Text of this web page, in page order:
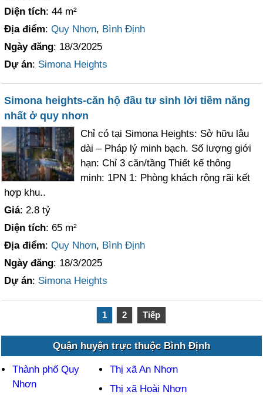
Diện tích: 44 m²
Địa điểm:Quy Nhơn, Bình Định
Ngày đăng: 18/3/2025
Dự án: Simona Heights
Simona heights-căn hộ đầu tư sinh lời tiềm năng
nhất ở quy nhơn
Chỉ có tại Simona Heights: Sở hữu lâu
dài – Pháp lý minh bạch. Số lượng giới
hạn: Chỉ 3 căn/tầng Thiết kế thông
minh: 1PN 1: Phòng khách rộng rãi kết
hợp khu..
Giá: 2.8 tỷ
Diện tích: 65 m²
Địa điểm:Quy Nhơn, Bình Định
Ngày đăng: 18/3/2025
Dự án: Simona Heights
1 2 Tiếp
Quận huyện trực thuộc Bình Định
Thành phố Quy
Nhơn
Thị xã An Nhơn
Thị xã Hoài Nhơn